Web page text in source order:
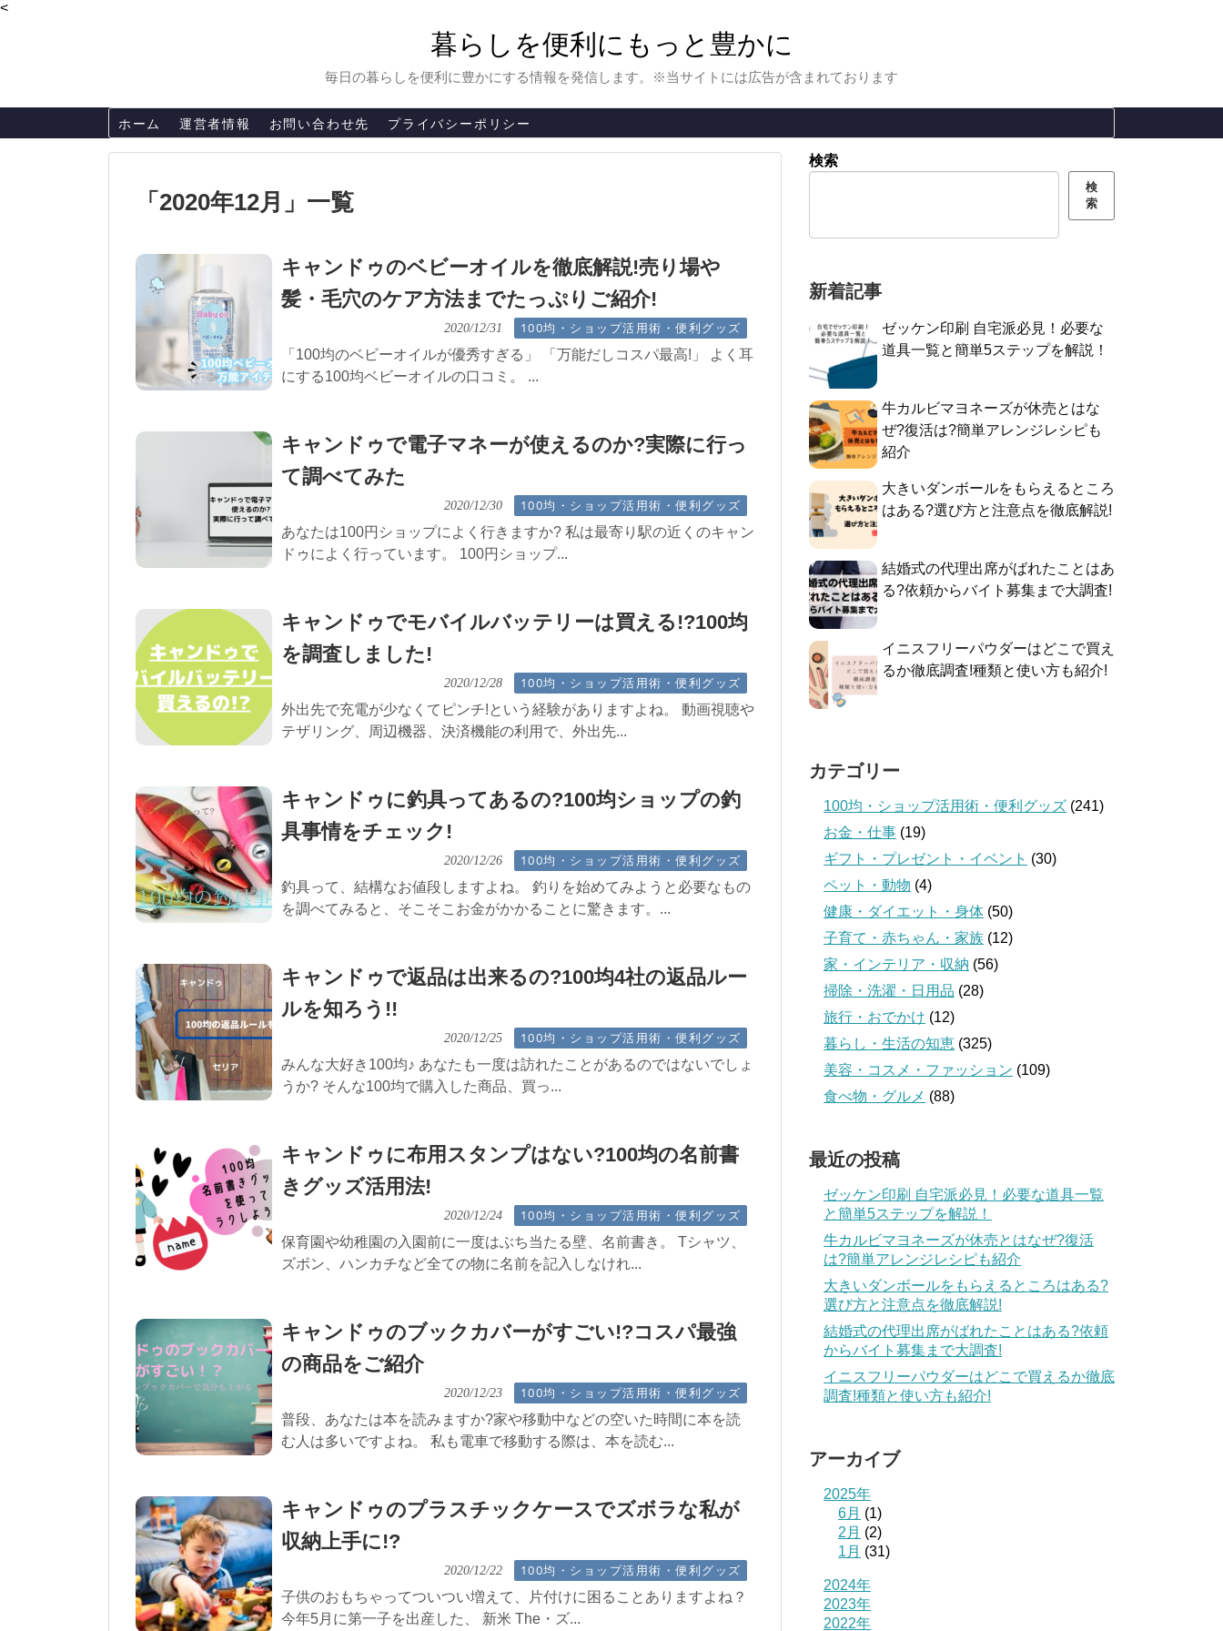
<
暮らしを便利にもっと豊かに
毎日の暮らしを便利に豊かにする情報を発信します。※当サイトには広告が含まれております
ホーム 運営者情報 お問い合わせ先 プライバシーポリシー
「 2020年12月 」 一覧
キャンドゥのベビーオイルを徹底解説!売り場や
髪・毛穴のケア方法までたっぷりご紹介!
2020/12/31 100均・ショップ活用術・便利グッズ
「100均のベビーオイルが優秀すぎる」 「万能だしコスパ最高!」 よく耳
にする100均ベビーオイルの口コミ。 ...
キャンドゥで電子マネーが使えるのか?実際に行っ
て調べてみた
2020/12/30 100均・ショップ活用術・便利グッズ
あなたは100円ショップによく行きますか? 私は最寄り駅の近くのキャン
ドゥによく行っています。 100円ショップ...
キャンドゥでモバイルバッテリーは買える!?100均
を調査しました!
2020/12/28 100均・ショップ活用術・便利グッズ
外出先で充電が少なくてピンチ!という経験がありますよね。 動画視聴や
テザリング、周辺機器、決済機能の利用で、外出先...
キャンドゥに釣具ってあるの?100均ショップの釣
具事情をチェック!
2020/12/26 100均・ショップ活用術・便利グッズ
釣具って、結構なお値段しますよね。 釣りを始めてみようと必要なもの
を調べてみると、そこそこお金がかかることに驚きます。...
キャンドゥで返品は出来るの?100均4社の返品ルー
ルを知ろう!!
2020/12/25 100均・ショップ活用術・便利グッズ
みんな大好き100均♪ あなたも一度は訪れたことがあるのではないでしょ
うか? そんな100均で購入した商品、買っ...
キャンドゥに布用スタンプはない?100均の名前書
きグッズ活用法!
2020/12/24 100均・ショップ活用術・便利グッズ
保育園や幼稚園の入園前に一度はぶち当たる壁、名前書き。 Tシャツ、
ズボン、ハンカチなど全ての物に名前を記入しなけれ...
キャンドゥのブックカバーがすごい!?コスパ最強
の商品をご紹介
2020/12/23 100均・ショップ活用術・便利グッズ
普段、あなたは本を読みますか?家や移動中などの空いた時間に本を読
む人は多いですよね。 私も電車で移動する際は、本を読む...
キャンドゥのプラスチックケースでズボラな私が
収納上手に!?
2020/12/22 100均・ショップ活用術・便利グッズ
子供のおもちゃってついつい増えて、片付けに困ることありますよね？
今年5月に第一子を出産した、 新米 The・ズ...
検索
検
索
新着記事
ゼッケン印刷 自宅派必見！必要な
道具一覧と簡単5ステップを解説！
牛カルビマヨネーズが休売とはな
ぜ?復活は?簡単アレンジレシピも
紹介
大きいダンボールをもらえるところ
はある?選び方と注意点を徹底解説!
結婚式の代理出席がばれたことはあ
る?依頼からバイト募集まで大調査!
イニスフリーパウダーはどこで買え
るか徹底調査!種類と使い方も紹介!
カテゴリー
100均・ショップ活用術・便利グッズ (241)
お金・仕事 (19)
ギフト・プレゼント・イベント (30)
ペット・動物 (4)
健康・ダイエット・身体 (50)
子育て・赤ちゃん・家族 (12)
家・インテリア・収納 (56)
掃除・洗濯・日用品 (28)
旅行・おでかけ (12)
暮らし・生活の知恵 (325)
美容・コスメ・ファッション (109)
食べ物・グルメ (88)
最近の投稿
ゼッケン印刷 自宅派必見！必要な道具一覧
と簡単5ステップを解説！
牛カルビマヨネーズが休売とはなぜ?復活
は?簡単アレンジレシピも紹介
大きいダンボールをもらえるところはある?
選び方と注意点を徹底解説!
結婚式の代理出席がばれたことはある?依頼
からバイト募集まで大調査!
イニスフリーパウダーはどこで買えるか徹底
調査!種類と使い方も紹介!
アーカイブ
2025年
6月 (1)
2月 (2)
1月 (31)
2024年
2023年
2022年